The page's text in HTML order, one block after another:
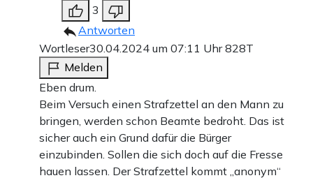
3
Antworten
Wortleser30.04.2024 um 07:11 Uhr828T
Melden
Eben drum.
Beim Versuch einen Strafzettel an den Mann zu
bringen, werden schon Beamte bedroht. Das ist
sicher auch ein Grund dafür die Bürger
einzubinden. Sollen die sich doch auf die Fresse
hauen lassen. Der Strafzettel kommt „anonym“